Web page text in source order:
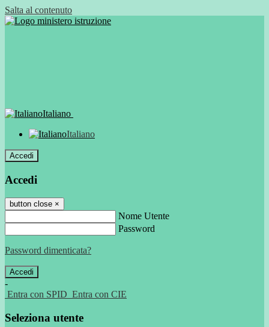
Salta al contenuto
Italiano
Italiano
Accedi
Accedi
button close ×
Nome Utente
Password
Password dimenticata?
-
Entra con SPID Entra con CIE
Seleziona utente